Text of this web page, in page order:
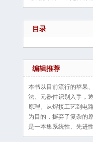
目录
编辑推荐
本书以目前流行的苹果
法、元器件识别入手，
原理。从焊接工艺到电
为目的，摒弃了复杂的
是一本集系统性、先进